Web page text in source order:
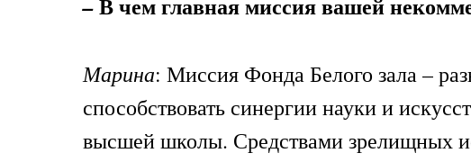
–
Марина: Миссия Фонда Белого зала –
способствовать синергии науки и
высшей школы. Средствами зрелищных